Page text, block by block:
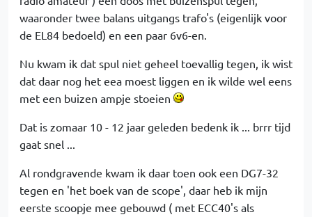
waaronder twee balans uitgangs trafo's (eigenlijk voor
de EL84 bedoeld) en een paar 6v6-en.
Nu kwam ik dat spul niet geheel toevallig tegen, ik wist
dat daar nog het eea moest liggen en ik wilde wel eens
met een buizen ampje stoeien
Dat is zomaar 10 - 12 jaar geleden bedenk ik ... brrr tijd
gaat snel ...
Al rondgravende kwam ik daar toen ook een DG7-32
tegen en 'het boek van de scope', daar heb ik mijn
eerste scoopje mee gebouwd ( met ECC40's als